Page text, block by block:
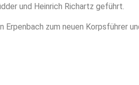
und Heinrich Richartz geführt.
zum neuen Korpsführer